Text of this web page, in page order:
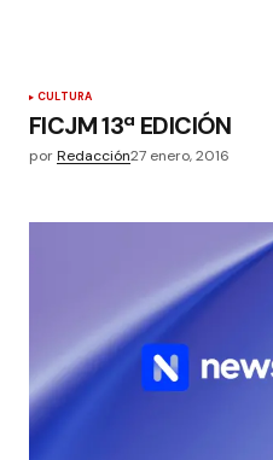
CULTURA
FICJM 13ª EDICIÓN
porRedacción27 enero, 2016